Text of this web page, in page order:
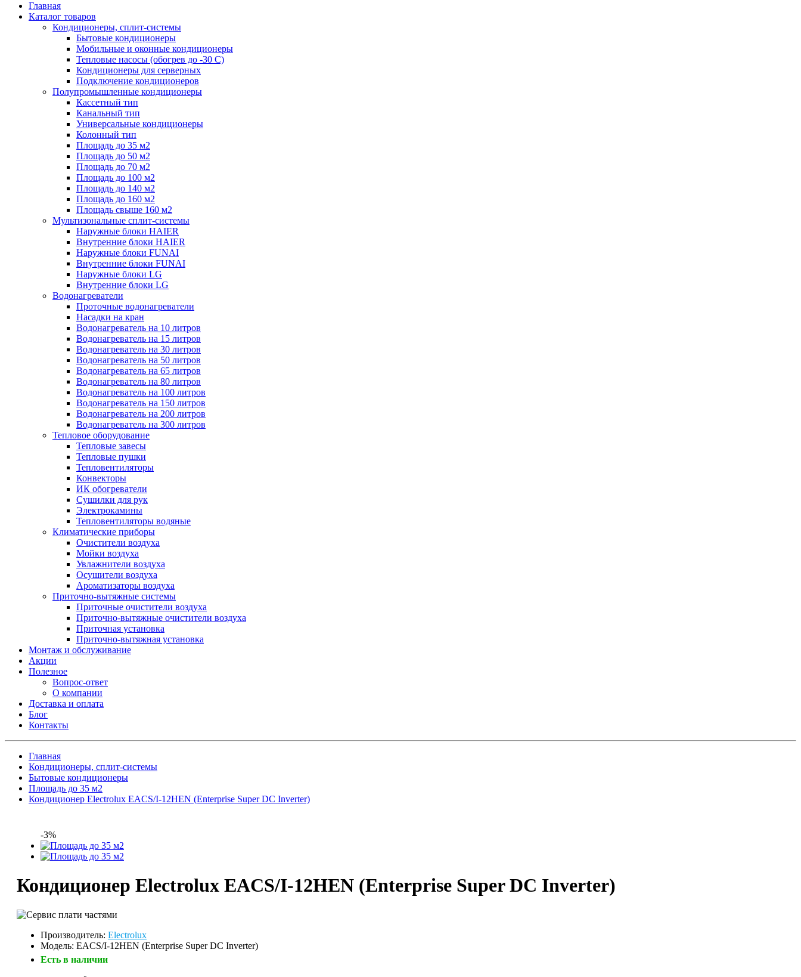
Главная
Каталог товаров
Кондиционеры, сплит-системы
Бытовые кондиционеры
Мобильные и оконные кондиционеры
Тепловые насосы (обогрев до -30 C)
Кондиционеры для серверных
Подключение кондиционеров
Полупромышленные кондиционеры
Кассетный тип
Канальный тип
Универсальные кондиционеры
Колонный тип
Площадь до 35 м2
Площадь до 50 м2
Площадь до 70 м2
Площадь до 100 м2
Площадь до 140 м2
Площадь до 160 м2
Площадь свыше 160 м2
Мультизональные сплит-системы
Наружные блоки HAIER
Внутренние блоки HAIER
Hаружные блоки FUNAI
Внутренние блоки FUNAI
Наружные блоки LG
Внутренние блоки LG
Водонагреватели
Проточные водонагреватели
Наcадки на кран
Водонагреватель на 10 литров
Водонагреватель на 15 литров
Водонагреватель на 30 литров
Водонагреватель на 50 литров
Водонагреватель на 65 литров
Водонагреватель на 80 литров
Водонагреватель на 100 литров
Водонагреватель на 150 литров
Водонагреватель на 200 литров
Водонагреватель на 300 литров
Тепловое оборудование
Тепловые завесы
Тепловые пушки
Тепловентиляторы
Конвекторы
ИК обогреватели
Сушилки для рук
Электрокамины
Тепловентиляторы водяные
Климатические приборы
Очистители воздуха
Мойки воздуха
Увлажнители воздуха
Осушители воздуха
Ароматизаторы воздуха
Приточно-вытяжные системы
Приточные очистители воздуха
Приточно-вытяжные очистители воздуха
Приточная установка
Приточно-вытяжная установка
Монтаж и обслуживание
Акции
Полезное
Вопрос-ответ
О компании
Доставка и оплата
Блог
Контакты
Главная
Кондиционеры, сплит-системы
Бытовые кондиционеры
Площадь до 35 м2
Кондиционер Electrolux EACS/I-12HEN (Enterprise Super DC Inverter)
-3%
Кондиционер Electrolux EACS/I-12HEN (Enterprise Super DC Inverter)
Производитель: Electrolux
Модель: EACS/I-12HEN (Enterprise Super DC Inverter)
Есть в наличии